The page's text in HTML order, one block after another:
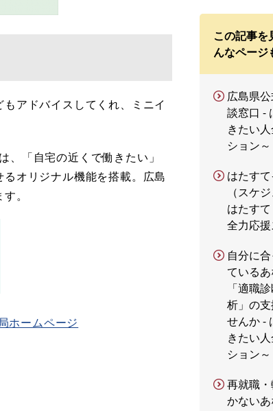
アドバイスしてくれ、ミニイ
、「自宅の近くで働きたい」
オリジナル機能を搭載。広島
。
ホームページ
この記事を
んなページ
広島県
談窓口 -
きたい
ション～
はたす
（スケ
はたす
全力応
自分に
ている
「適職
析」の
せんか -
きたい
ション～
再就職
かない